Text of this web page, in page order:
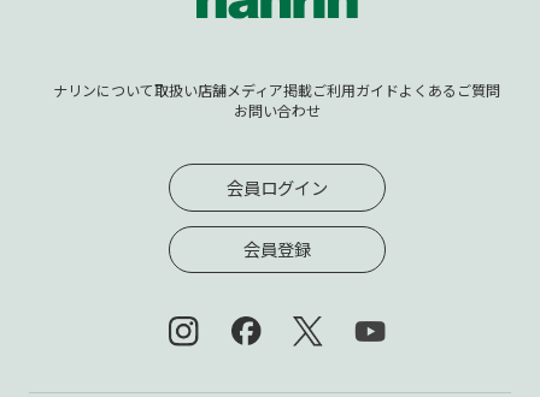
ナリンについて取扱い店舗メディア掲載ご利用ガイドよくあるご質問
お問い合わせ
会員ログイン
会員登録